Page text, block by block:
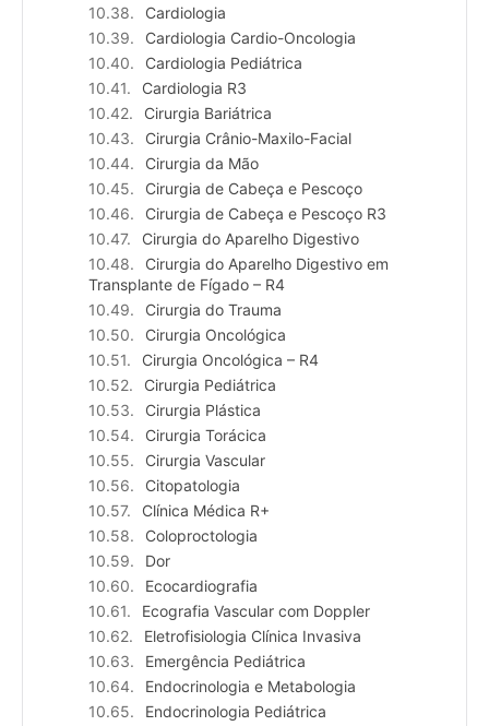
Cardiologia
Cardiologia Cardio-Oncologia
Cardiologia Pediátrica
Cardiologia R3
Cirurgia Bariátrica
Cirurgia Crânio-Maxilo-Facial
Cirurgia da Mão
Cirurgia de Cabeça e Pescoço
Cirurgia de Cabeça e Pescoço R3
Cirurgia do Aparelho Digestivo
Cirurgia do Aparelho Digestivo em
Transplante de Fígado – R4
Cirurgia do Trauma
Cirurgia Oncológica
Cirurgia Oncológica – R4
Cirurgia Pediátrica
Cirurgia Plástica
Cirurgia Torácica
Cirurgia Vascular
Citopatologia
Clínica Médica R+
Coloproctologia
Dor
Ecocardiografia
Ecografia Vascular com Doppler
Eletrofisiologia Clínica Invasiva
Emergência Pediátrica
Endocrinologia e Metabologia
Endocrinologia Pediátrica